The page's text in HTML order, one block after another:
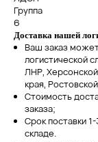
Группа
6
Доставка нашей
Ваш заказ
логистической
ЛНР,
края,
Стоимость
заказа;
Срок поставки
складе.